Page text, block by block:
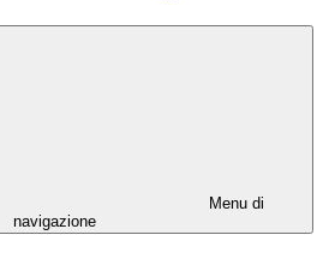
Menu di
navigazione